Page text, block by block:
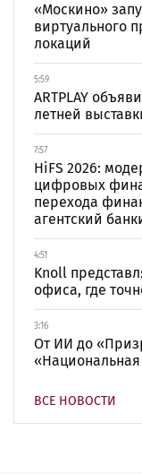
«Москино»
виртуального
локаций
5:59
ARTPLAY
летней
7:57
HiFS 2026:
цифровых
перехода
агентский
4:51
Knoll
офиса, где
3:16
От ИИ до
ВСЕ НОВОСТИ